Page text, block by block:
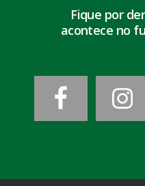
Fique por
acontece no